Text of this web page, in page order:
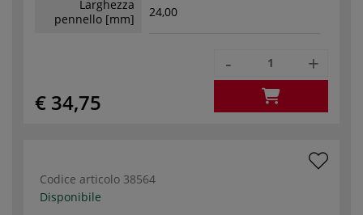
Larghezza
pennello [mm]
24,00
€ 34,75
- +
Codice articolo 38564
Disponibile